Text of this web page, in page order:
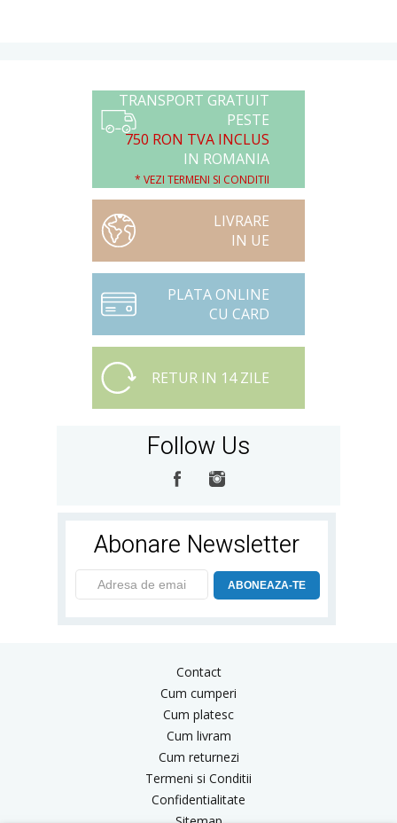
TRANSPORT GRATUIT
PESTE
750 RON TVA INCLUS
IN ROMANIA
* VEZI TERMENI SI CONDITII
LIVRARE
IN UE
PLATA ONLINE
CU CARD
RETUR IN 14 ZILE
Follow Us
Abonare Newsletter
ABONEAZA-TE
Contact
Cum cumperi
Cum platesc
Cum livram
Cum returnezi
Termeni si Conditii
Confidentialitate